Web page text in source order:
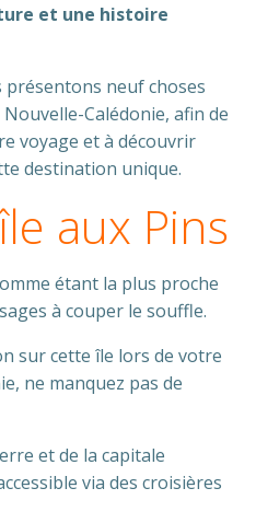
et une histoire
présentons neuf choses
Calédonie, afin de
voyage et à découvrir
destination unique.
aux Pins
étant la plus proche
à couper le souffle.
sur cette île lors de votre
ne manquez pas de
et de la capitale
via des croisières